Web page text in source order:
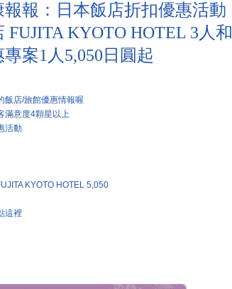
報報：日本飯店折扣優惠活動
FUJITA KYOTO HOTEL 3人和
案1人5,050日圓起
飯店/旅館優惠情報喔
滿意度4顆星以上
活動
KYOTO HOTEL 5,050
這裡